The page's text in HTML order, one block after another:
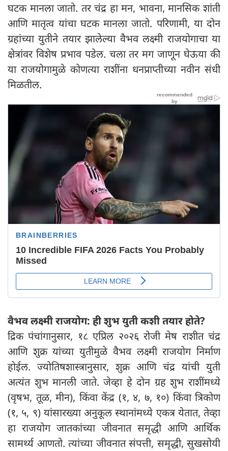
घटक मानला जातो. तर चंद्र हा मन, भावना, मानसिक शांती
आणि मातृत्व यांचा घटक मानला जातो. परिणामी, या दोन
ग्रहांच्या युतीने तयार झालेल्या वैभव लक्ष्मी राजयोगाचा या
क्षेत्रांवर विशेष प्रभाव पडेल. चला तर मग जाणून घेऊया की
या राजयोगामुळे कोणत्या राशींना धनप्राप्तीच्या नवीन संधी
मिळतील.
वैभव लक्ष्मी राजयोग: ही शुभ युती कशी तयार होते?
द्रिक पंचांगानुसार, १८ एप्रिल २०२६ रोजी मेष राशीत चंद्र
आणि शुक्र यांच्या युतीमुळे वैभव लक्ष्मी राजयोग निर्माण
होईल. ज्योतिषशास्त्रानुसार, शुक्र आणि चंद्र यांची युती
अत्यंत शुभ मानली जाते. जेव्हा हे दोन ग्रह शुभ राशींमध्ये
(वृषभ, तूळ, मीन), किंवा केंद्र (१, ४, ७, १०) किंवा त्रिकोण
(१, ५, ९) यांसारख्या अनुकूल स्थानांमध्ये एकत्र येतात, तेव्हा
हा राजयोग जातकांच्या जीवनात समृद्धी आणि आर्थिक
सामर्थ्य आणतो. त्यांच्या जीवनात संपत्ती, समृद्धी, सुखसोयी